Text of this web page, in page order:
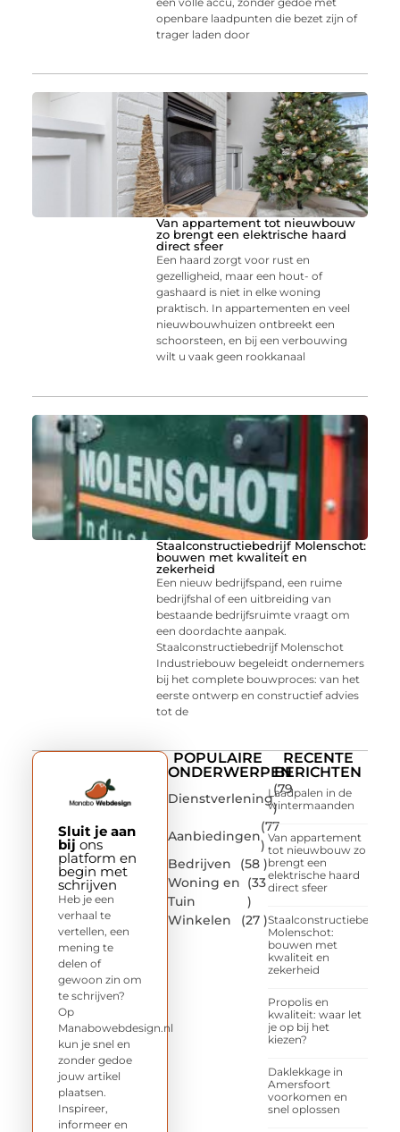
openbare laadpunten die bezet zijn of
trager laden door
Van appartement tot nieuwbouw
zo brengt een elektrische haard
direct sfeer
Een haard zorgt voor rust en
gezelligheid, maar een hout- of
gashaard is niet in elke woning
praktisch. In appartementen en veel
nieuwbouwhuizen ontbreekt een
schoorsteen, en bij een verbouwing
wilt u vaak geen rookkanaal
Staalconstructiebedrijf Molenschot:
bouwen met kwaliteit en
zekerheid
Een nieuw bedrijfspand, een ruime
bedrijfshal of een uitbreiding van
bestaande bedrijfsruimte vraagt om
een doordachte aanpak.
Staalconstructiebedrijf Molenschot
Industriebouw begeleidt ondernemers
bij het complete bouwproces: van het
eerste ontwerp en constructief advies
tot de
POPULAIRE
ONDERWERPEN
Dienstverlening
(79
)
Aanbiedingen
(77
)
Bedrijven
(58 )
Woning en
Tuin
(33
)
Winkelen
(27 )
RECENTE
BERICHTEN
Laadpalen in de
wintermaanden
Van appartement
tot nieuwbouw zo
brengt een
elektrische haard
direct sfeer
Staalconstructiebedrijf
Molenschot:
bouwen met
kwaliteit en
zekerheid
Propolis en
kwaliteit: waar let
je op bij het
kiezen?
Daklekkage in
Amersfoort
voorkomen en
snel oplossen
Sluit je aan
bij ons
platform en
begin met
schrijven
Heb je een
verhaal te
vertellen, een
mening te
delen of
gewoon zin om
te schrijven?
Op
Manabowebdesign.nl
kun je snel en
zonder gedoe
jouw artikel
plaatsen.
Inspireer,
informeer en